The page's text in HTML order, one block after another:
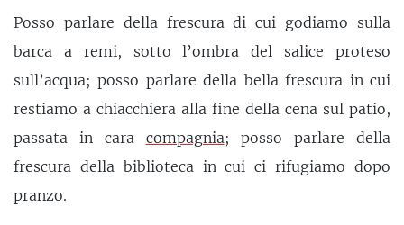
Posso parlare della frescura di cui godiamo sulla
barca a remi, sotto l’ombra del salice proteso
sull’acqua; posso parlare della bella frescura in cui
restiamo a chiacchiera alla fine della cena sul patio,
passata in cara compagnia; posso parlare della
frescura della biblioteca in cui ci rifugiamo dopo
pranzo.